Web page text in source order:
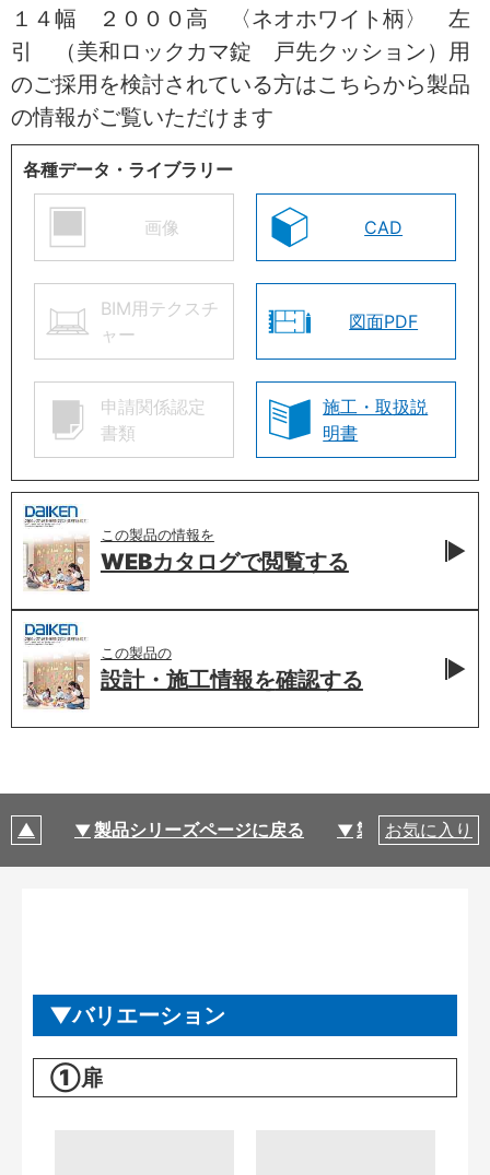
１４幅 ２０００高 〈ネオホワイト柄〉 左
引 （美和ロックカマ錠 戸先クッション）用
のご採用を検討されている方はこちらから製品
の情報がご覧いただけます
各種データ・ライブラリー
画像 CAD
BIM用テクスチ
ャー
図面PDF
申請関係認定
書類
施工・取扱説
明書
この製品の情報を
WEBカタログで閲覧する
この製品の
設計・施工情報を確認する
製品シリーズページに戻る 製品仕様
お気に入り
バリエーション
①扉